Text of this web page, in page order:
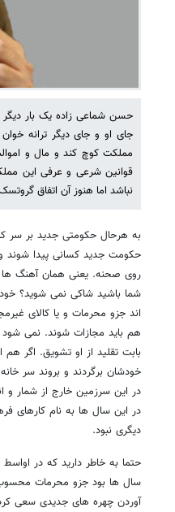
حسن شماعی زاده یک بار دیگر
جای او و جای دیگر ترانه
مملکت کوچ کند و مال و
قوانین شرعی و عرفی این
نباشد اما هنوز آن اتفاق
به هرحال حکومتی جدید بر سر
حکومت جدید کسانی پیدا شوند و
روی صحنه. یعنی همان آهنگ
شما باشید شاکی نمی شوید؟
اند جزو محرمات و یا کالای
هم باید مجازات شوند. نمی شود
بابت تقلید از او تشویق. اگر
خودشان برگردند و بروند سر
در این سرزمین خارج از شمار
در این سال ها به نام کارهای
دیگری نبود.
حتما به خاطر دارید که در
سال ها بود جزو محرمات محسوب
آوردن چهره های جدیدی سعی